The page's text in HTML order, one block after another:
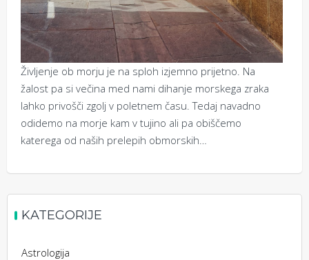
Življenje ob morju je na sploh izjemno prijetno. Na
žalost pa si večina med nami dihanje morskega zraka
lahko privošči zgolj v poletnem času. Tedaj navadno
odidemo na morje kam v tujino ali pa obiščemo
katerega od naših prelepih obmorskih…
KATEGORIJE
Astrologija